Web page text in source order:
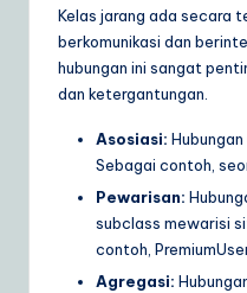
Kelas jarang ada secara
berkomunikasi dan
hubungan ini sangat
dan ketergantungan.
Asosiasi: Hubungan
Sebagai contoh,
Pewarisan:
subclass mewarisi
contoh,
Agregasi: